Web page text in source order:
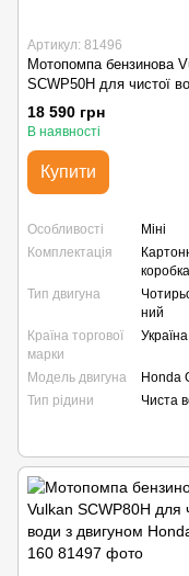
Артикул: 81496
Мотопомпа бензинова
SCWP50H для чистої
двигуном Honda GX 160
18 590 грн
В наявності
Купити
Особливості
Міні
Комплектація
коробка
Тип двигуна
ний
Країна торгової
марки
Україна
Модель двигуна
Honda
Тип рідини
Чиста